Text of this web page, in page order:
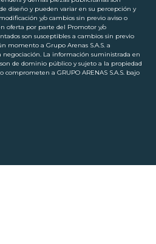
diseño y pueden variar en su percepción y
y/o cambios sin previo aviso o
oferta por parte del Promotor y/o
son susceptibles a cambios sin previo
momento a Grupo Arenas S.A.S. a
La información suministrada en
de dominio público y sujeto a la propiedad
a GRUPO ARENAS S.A.S. bajo